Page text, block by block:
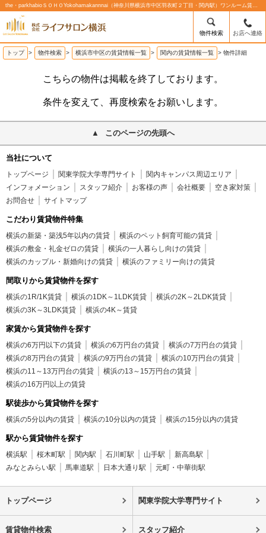
the・parkhabioＳＯＨＯYokohamakannnai（神奈川県横浜市中区羽衣町２丁目・関内駅）ワンルーム賃貸マンションの賃貸物件情報%% | 株式会社ライフサロン横浜
物件検索 お店へ連絡
トップ > 物件検索 > 横浜市中区の賃貸情報一覧 > 関内の賃貸情報一覧 > 物件詳細
こちらの物件は掲載を終了しております。
条件を変えて、再度検索をお願いします。
このページの先頭へ
当社について
トップページ 関東学院大学専門サイト
関内キャンパス周辺エリア
インフォメーション
スタッフ紹介 お客様の声 会社概要
空き家対策
お問合せ
サイトマップ
こだわり賃貸物件特集
横浜の新築・築浅5年以内の賃貸
横浜のペット飼育可能の賃貸
横浜の敷金・礼金ゼロの賃貸
横浜の一人暮らし向けの賃貸
横浜のカップル・新婚向けの賃貸
横浜のファミリー向けの賃貸
間取りから賃貸物件を探す
横浜の1R/1K賃貸 横浜の1DK～1LDK賃貸
横浜の2K～2LDK賃貸
横浜の3K～3LDK賃貸
横浜の4K～賃貸
家賃から賃貸物件を探す
横浜の6万円以下の賃貸 横浜の6万円台の賃貸
横浜の7万円台の賃貸
横浜の8万円台の賃貸
横浜の9万円台の賃貸
横浜の10万円台の賃貸
横浜の11～13万円台の賃貸
横浜の13～15万円台の賃貸
横浜の16万円以上の賃貸
駅徒歩から賃貸物件を探す
横浜の5分以内の賃貸 横浜の10分以内の賃貸 横浜の15分以内の賃貸
駅から賃貸物件を探す
横浜駅 桜木町駅 関内駅 石川町駅 山手駅
新高島駅
みなとみらい駅
馬車道駅 日本大通り駅 元町・中華街駅
トップページ 関東学院大学専門サイト
賃貸物件検索 スタッフ紹介